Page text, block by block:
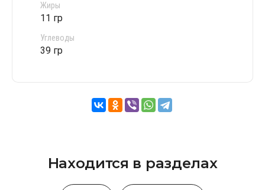
Жиры
11 гр
Углеводы
39 гр
Находится в разделах